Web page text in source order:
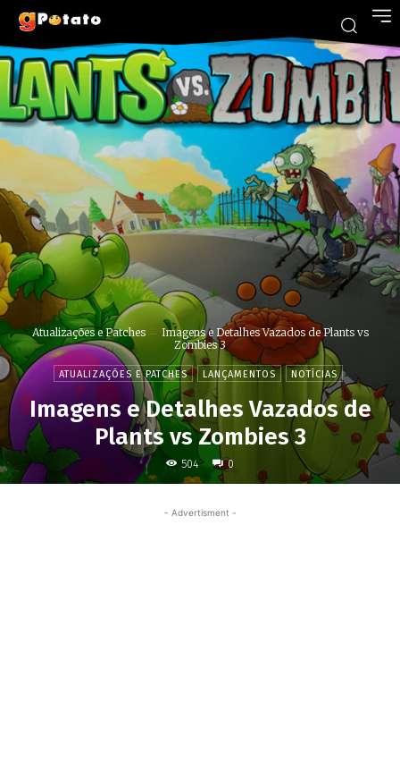
Atualizações e Patches
Imagens e Detalhes Vazados de Plants vs
Zombies 3
ATUALIZAÇÕES E PATCHES LANÇAMENTOS NOTÍCIAS
Imagens e Detalhes Vazados de
Plants vs Zombies 3
504 0
- Advertisment -